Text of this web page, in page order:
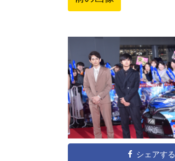
シェアする